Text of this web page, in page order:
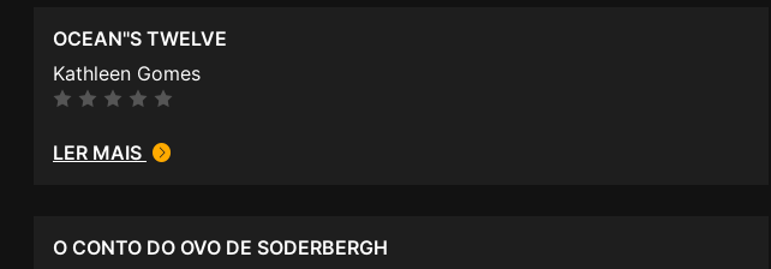
OCEAN''S TWELVE
Kathleen Gomes
LER MAIS
O CONTO DO OVO DE SODERBERGH